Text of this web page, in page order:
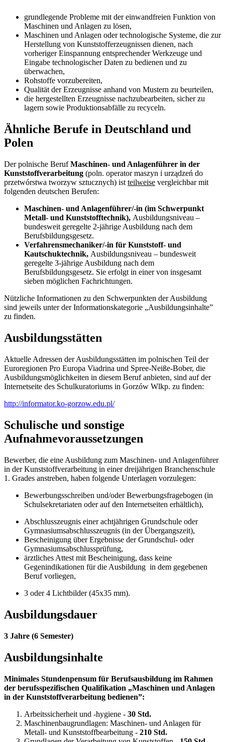
grundlegende Probleme mit der einwandfreien Funktion von
Maschinen und Anlagen zu lösen,
Maschinen und Anlagen oder technologische Systeme, die zur
Herstellung von Kunststofferzeugnissen dienen, nach
vorheriger Einspannung entsprechender Werkzeuge und
Eingabe technologischer Daten zu bedienen und zu
überwachen,
Rohstoffe vorzubereiten,
Qualität der Erzeugnisse anhand von Mustern zu beurteilen,
die hergestellten Erzeugnisse nachzubearbeiten, sicher zu
lagern sowie Produktionsabfälle zu recyceln.
Ähnliche Berufe in Deutschland und
Polen
Der polnische BerufMaschinen- und Anlagenführer in der
Kunststoffverarbeitung (poln. operator maszyn i urządzeń do
przetwórstwa tworzyw sztucznych) ist teilweise vergleichbar mit
folgenden deutschen Berufen:
Maschinen- und Anlagenführer/-in (im Schwerpunkt
Metall- und Kunststofftechnik), Ausbildungsniveau –
bundesweit geregelte 2-jährige Ausbildung nach dem
Berufsbildungsgesetz.
Verfahrensmechaniker/-in für Kunststoff- und
Kautschuktechnik, Ausbildungsniveau – bundesweit
geregelte 3-jährige Ausbildung nach dem
Berufsbildungsgesetz. Sie erfolgt in einer von insgesamt
sieben möglichen Fachrichtungen.
Nützliche Informationen zu den Schwerpunkten der Ausbildung
sind jeweils unter der Informationskategorie „Ausbildungsinhalte”
zu finden.
Ausbildungsstätten
Aktuelle Adressen der Ausbildungsstätten im polnischen Teil der
Euroregionen Pro Europa Viadrina und Spree-Neiße-Bober, die
Ausbildungsmöglichkeiten in diesem Beruf anbieten, sind auf der
Internetseite des Schulkuratoriums in Gorzów Wlkp. zu finden:
http://informator.ko-gorzow.edu.pl/
Schulische und sonstige
Aufnahmevoraussetzungen
Bewerber, die eine Ausbildung zum Maschinen- und Anlagenführer
in der Kunststoffverarbeitung in einer dreijährigen Branchenschule
1. Grades anstreben, haben folgende Unterlagen vorzulegen:
Bewerbungsschreiben und/oder Bewerbungsfragebogen (in
Schulsekretariaten oder auf den Internetseiten erhältlich),
Abschlusszeugnis einer achtjährigen Grundschule oder
Gymnasiumsabschlusszeugnis (in der Übergangszeit),
Bescheinigung über Ergebnisse der Grundschul- oder
Gymnasiumsabschlussprüfung,
ärztliches Attest mit Bescheinigung, dass keine
Gegenindikationen für die Ausbildung in dem gegebenen
Beruf vorliegen,
3 oder 4 Lichtbilder (45x35 mm).
Ausbildungsdauer
3 Jahre (6 Semester)
Ausbildungsinhalte
Minimales Stundenpensum für Berufsausbildung im Rahmen
der berufsspezifischen Qualifikation „Maschinen und Anlagen
in der Kunststoffverarbeitung bedienen”:
Arbeitssicherheit und -hygiene - 30 Std.
Maschinenbaugrundlagen: Maschinen- und Anlagen für
Metall- und Kunststoffbearbeitung - 210 Std.